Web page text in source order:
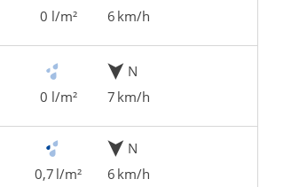
0 l/m²
6 km/h
0 l/m²
N
7 km/h
0,7 l/m²
N
6 km/h